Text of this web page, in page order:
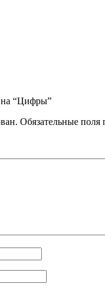
на “Цифры”
Обязательные